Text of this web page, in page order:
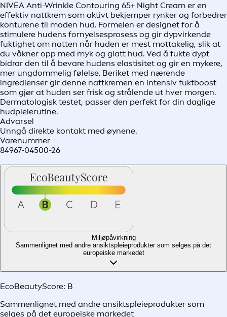
NIVEA Anti-Wrinkle Contouring 65+ Night Cream er en
effektiv nattkrem som aktivt bekjemper rynker og forbedrer
konturene til moden hud. Formelen er designet for å
stimulere hudens fornyelsesprosess og gir dypvirkende
fuktighet om natten når huden er mest mottakelig, slik at
du våkner opp med myk og glatt hud. Ved å fukte dypt
bidrar den til å bevare hudens elastisitet og gir en mykere,
mer ungdommelig følelse. Beriket med nærende
ingredienser gir denne nattkremen en intensiv fuktboost
som gjør at huden ser frisk og strålende ut hver morgen.
Dermatologisk testet, passer den perfekt for din daglige
hudpleierutine.
Advarsel
Unngå direkte kontakt med øynene.
Varenummer
84967-04500-26
Miljøpåvirkning
Sammenlignet med andre ansiktspleieprodukter som selges på det
europeiske markedet
EcoBeautyScore: B
Sammenlignet med andre ansiktspleieprodukter som
selges på det europeiske markedet